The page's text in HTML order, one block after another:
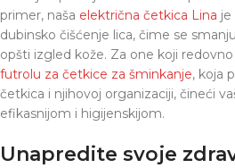
primer, naša električna četkica Lina je
dubinsko čišćenje lica, čime se
opšti izgled kože. Za one koji
futrolu za četkice za šminkanje, koja
četkica i njihovoj organizaciji, čineći
efikasnijom i higijenskijom.
Unapredite svoje